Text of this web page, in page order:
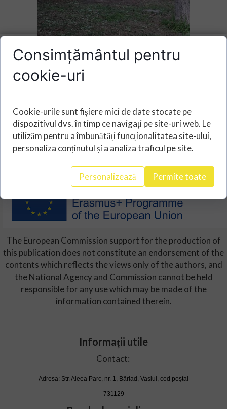
The European Commission support for the production of
this publication does not constitute an endorsement of the
contents which reflects the views only of the authors, and
the National Agency and Commission cannot be held
responsible for any use which may be made of the
information contained therein.
Informații utile
Contact:
Adresa: Str. Aleea Parc, nr. 1, Bârlad, Vaslui, cod poștal
731129
Consimțământul pentru
cookie-uri
Cookie-urile sunt fișiere mici de date stocate pe
dispozitivul dvs. în timp ce navigați pe site-uri web. Le
utilizăm pentru a îmbunătăți funcționalitatea site-ului,
personaliza conținutul și a analiza traficul pe site.
Personalizează Permite toate